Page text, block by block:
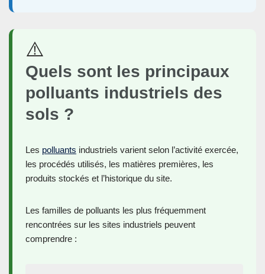
⚠️
Quels sont les principaux
polluants industriels des
sols ?
Les polluants industriels varient selon l’activité exercée,
les procédés utilisés, les matières premières, les
produits stockés et l’historique du site.
Les familles de polluants les plus fréquemment
rencontrées sur les sites industriels peuvent
comprendre :